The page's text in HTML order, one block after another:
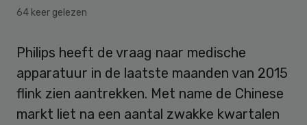
64 keer gelezen
Philips heeft de vraag naar medische
apparatuur in de laatste maanden van 2015
flink zien aantrekken. Met name de Chinese
markt liet na een aantal zwakke kwartalen